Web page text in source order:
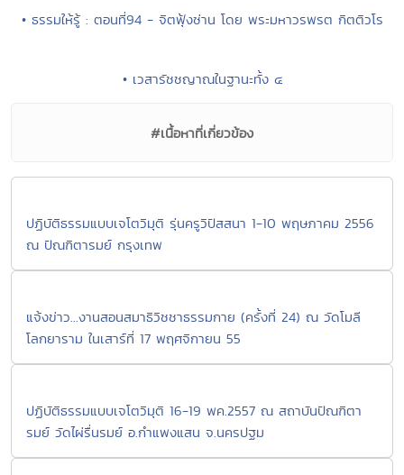
• ธรรมให้รู้ : ตอนที่94 - จิตฟุ้งซ่าน โดย พระมหาวรพรต กิตติวโร
• เวสารัชชญาณในฐานะทั้ง ๔
#เนื้อหาที่เกี่ยวข้อง
ปฏิบัติธรรมแบบเจโตวิมุติ รุ่นครูวิปัสสนา 1-10 พฤษภาคม 2556
ณ ปัณฑิตารมย์ กรุงเทพ
แจ้งข่าว...งานสอนสมาธิวิชชาธรรมกาย (ครั้งที่ 24) ณ วัดโมลี
โลกยาราม ในเสาร์ที่ 17 พฤศจิกายน 55
ปฏิบัติธรรมแบบเจโตวิมุติ 16-19 พค.2557 ณ สถาบันปัณฑิตา
รมย์ วัดไผ่รื่นรมย์ อ.กำแพงแสน จ.นครปฐม